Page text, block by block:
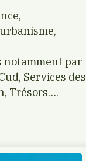
notamment par
Services des
Trésors….